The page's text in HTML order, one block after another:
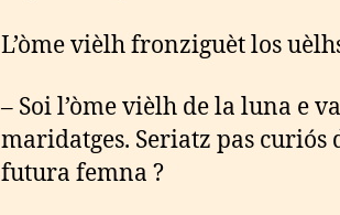
L’òme vièlh fronziguèt los
– Soi l’òme vièlh de la luna e
maridatges. Seriatz pas curiós
futura femna ?